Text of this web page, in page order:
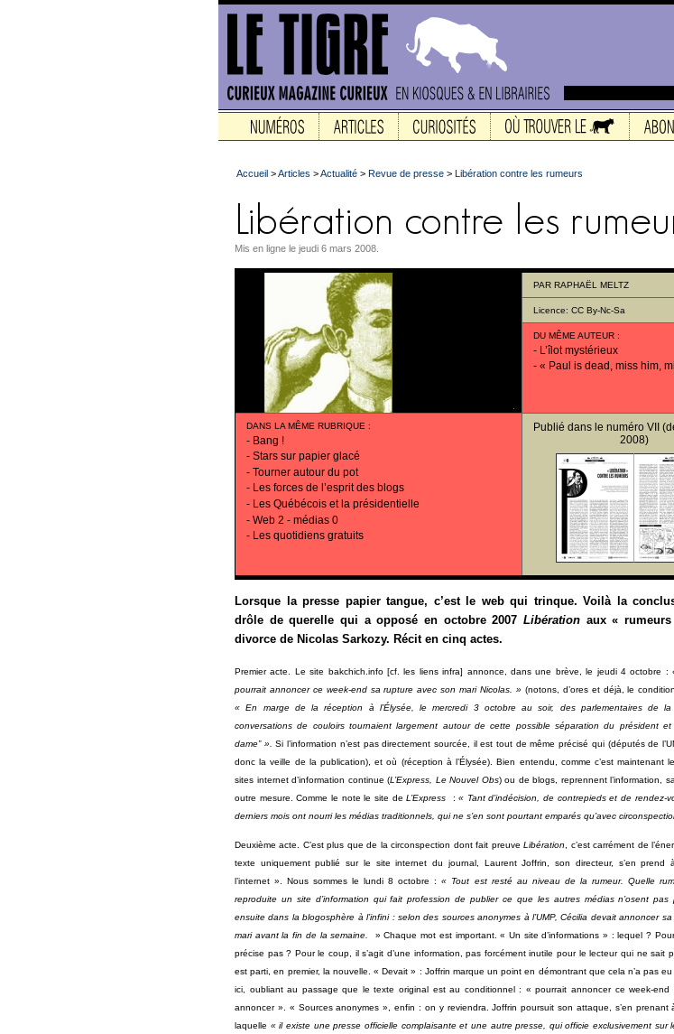
Accueil >Articles >Actualité > Revue de presse > Libération contre les rumeurs
Mis en ligne le jeudi 6 mars 2008.
PAR RAPHAËL MELTZ
Licence: CC By-Nc-Sa
DU MÊME AUTEUR :
- L’îlot mystérieux
- « Paul is dead, miss him,
DANS LA MÊME RUBRIQUE :
- Bang !
- Stars sur papier glacé
- Tourner autour du pot
- Les forces de l’esprit des blogs
- Les Québécois et la présidentielle
- Web 2 - médias 0
- Les quotidiens gratuits
Publié dans le numéro VII
2008)
Lorsque la presse papier tangue, c’est le web qui trinque. Voilà la
drôle de querelle qui a opposé en octobre 2007 Libération aux «
divorce de Nicolas Sarkozy. Récit en cinq actes.
Premier acte. Le site bakchich.info [cf. les liens infra] annonce, dans une brève, le jeudi 4 octobre :
pourrait annoncer ce week-end sa rupture avec son mari Nicolas. » (notons, d’ores et déjà, le
« En marge de la réception à l’Élysée, le mercredi 3 octobre au soir, des parlementaires de la
conversations de couloirs tournaient largement autour de cette possible séparation du président et
dame” ».Si l’information n’est pas directement sourcée, il est tout de même précisé qui (députés de
donc la veille de la publication), et où (réception à l’Élysée). Bien entendu, comme c’est maintenant
sites internet d’information continue (L’Express, Le Nouvel Obs) ou de blogs, reprennent l’information,
outre mesure. Comme le note le site deL’Express :« Tant d’indécision, de contrepieds et de rendez-
derniers mois ont nourri les médias traditionnels, qui ne s’en sont pourtant emparés qu’avec
Deuxième acte. C’est plus que de la circonspection dont fait preuveLibération
, c’est carrément de
texte uniquement publié sur le site internet du journal, Laurent Joffrin, son directeur, s’en
l’internet ». Nous sommes le lundi 8 octobre :« Tout est resté au niveau de la rumeur. Quelle
reproduite un site d’information qui fait profession de publier ce que les autres médias n’osent pas
ensuite dans la blogosphère à l’infini : selon des sources anonymes à l’UMP, Cécilia devait annoncer
mari avant la fin de la semaine.
» Chaque mot est important. « Un site d’informations » : lequel ?
précise pas ? Pour le coup, il s’agit d’une information, pas forcément inutile pour le lecteur qui ne sait
est parti, en premier, la nouvelle. « Devait » : Joffrin marque un point en démontrant que cela n’a pas
ici, oubliant au passage que le texte original est au conditionnel : « pourrait annoncer ce week-end
annoncer ». « Sources anonymes », enfin : on y reviendra. Joffrin poursuit son attaque, s’en prenant
laquelle « il existe une presse officielle complaisante et une autre presse, qui officie exclusivement sur